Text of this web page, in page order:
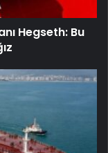
Hegseth: Bu